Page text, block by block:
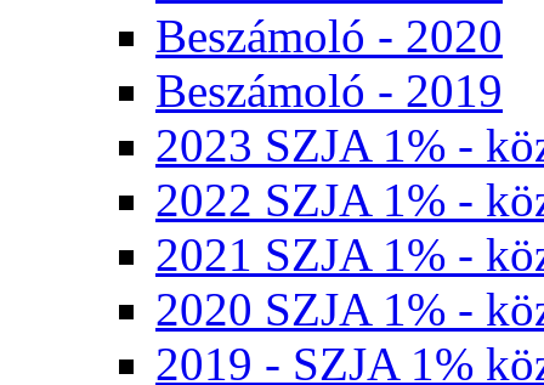
Beszámoló - 2020
Beszámoló - 2019
2023 SZJA 1% -
2022 SZJA 1% -
2021 SZJA 1% -
2020 SZJA 1% -
2019 - SZJA 1%